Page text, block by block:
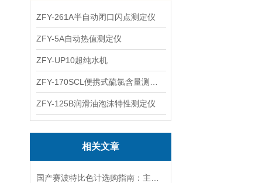
ZFY-261A半自动闭口闪点测定仪
ZFY-5A自动热值测定仪
ZFY-UP10超纯水机
ZFY-125B润滑油泡沫特性测定仪
相关文章